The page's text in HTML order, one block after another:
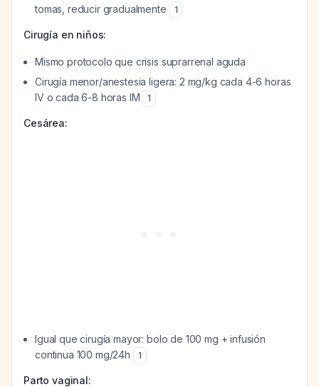
tomas, reducir gradualmente
1
Cirugía en niños:
Mismo protocolo que crisis suprarrenal aguda
Cirugía menor/anestesia ligera: 2 mg/kg cada 4-6 horas
IV o cada 6-8 horas IM
1
Cesárea:
Igual que cirugía mayor: bolo de 100 mg + infusión
continua 100 mg/24h
1
Parto vaginal: